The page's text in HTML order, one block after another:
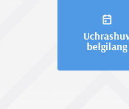
belgilang